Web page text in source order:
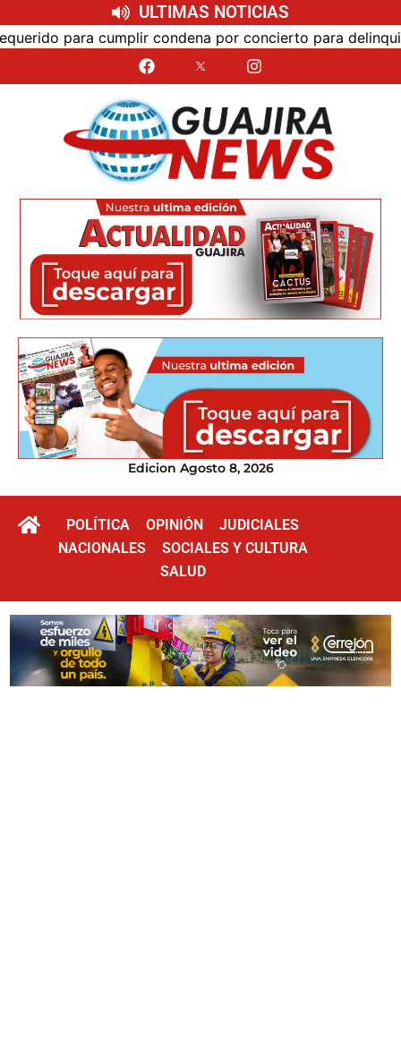
ULTIMAS NOTICIAS
para cumplir condena por concierto para delinquir y
Edicion Agosto 8, 2026
POLÍTICA OPINIÓN
JUDICIALES
NACIONALES
SOCIALES Y CULTURA
SALUD